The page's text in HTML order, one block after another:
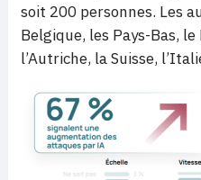
soit 200 personnes. Les
Belgique, les Pays-Bas,
l’Autriche, la Suisse,